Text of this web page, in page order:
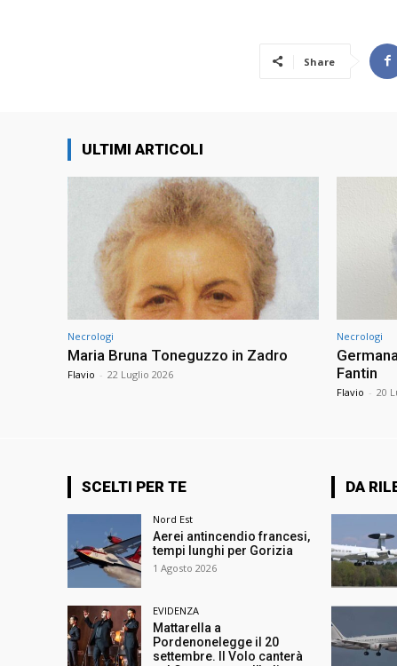
Share
ULTIMI ARTICOLI
Necrologi
Maria Bruna Toneguzzo in Zadro
Flavio - 22 Luglio 2026
Necrologi
Fantin
Flavio - 20
SCELTI PER TE
Nord Est
Aerei antincendio francesi,
tempi lunghi per Gorizia
1 Agosto 2026
EVIDENZA
Mattarella a
Pordenonelegge il 20
settembre. Il Volo canterà
DA